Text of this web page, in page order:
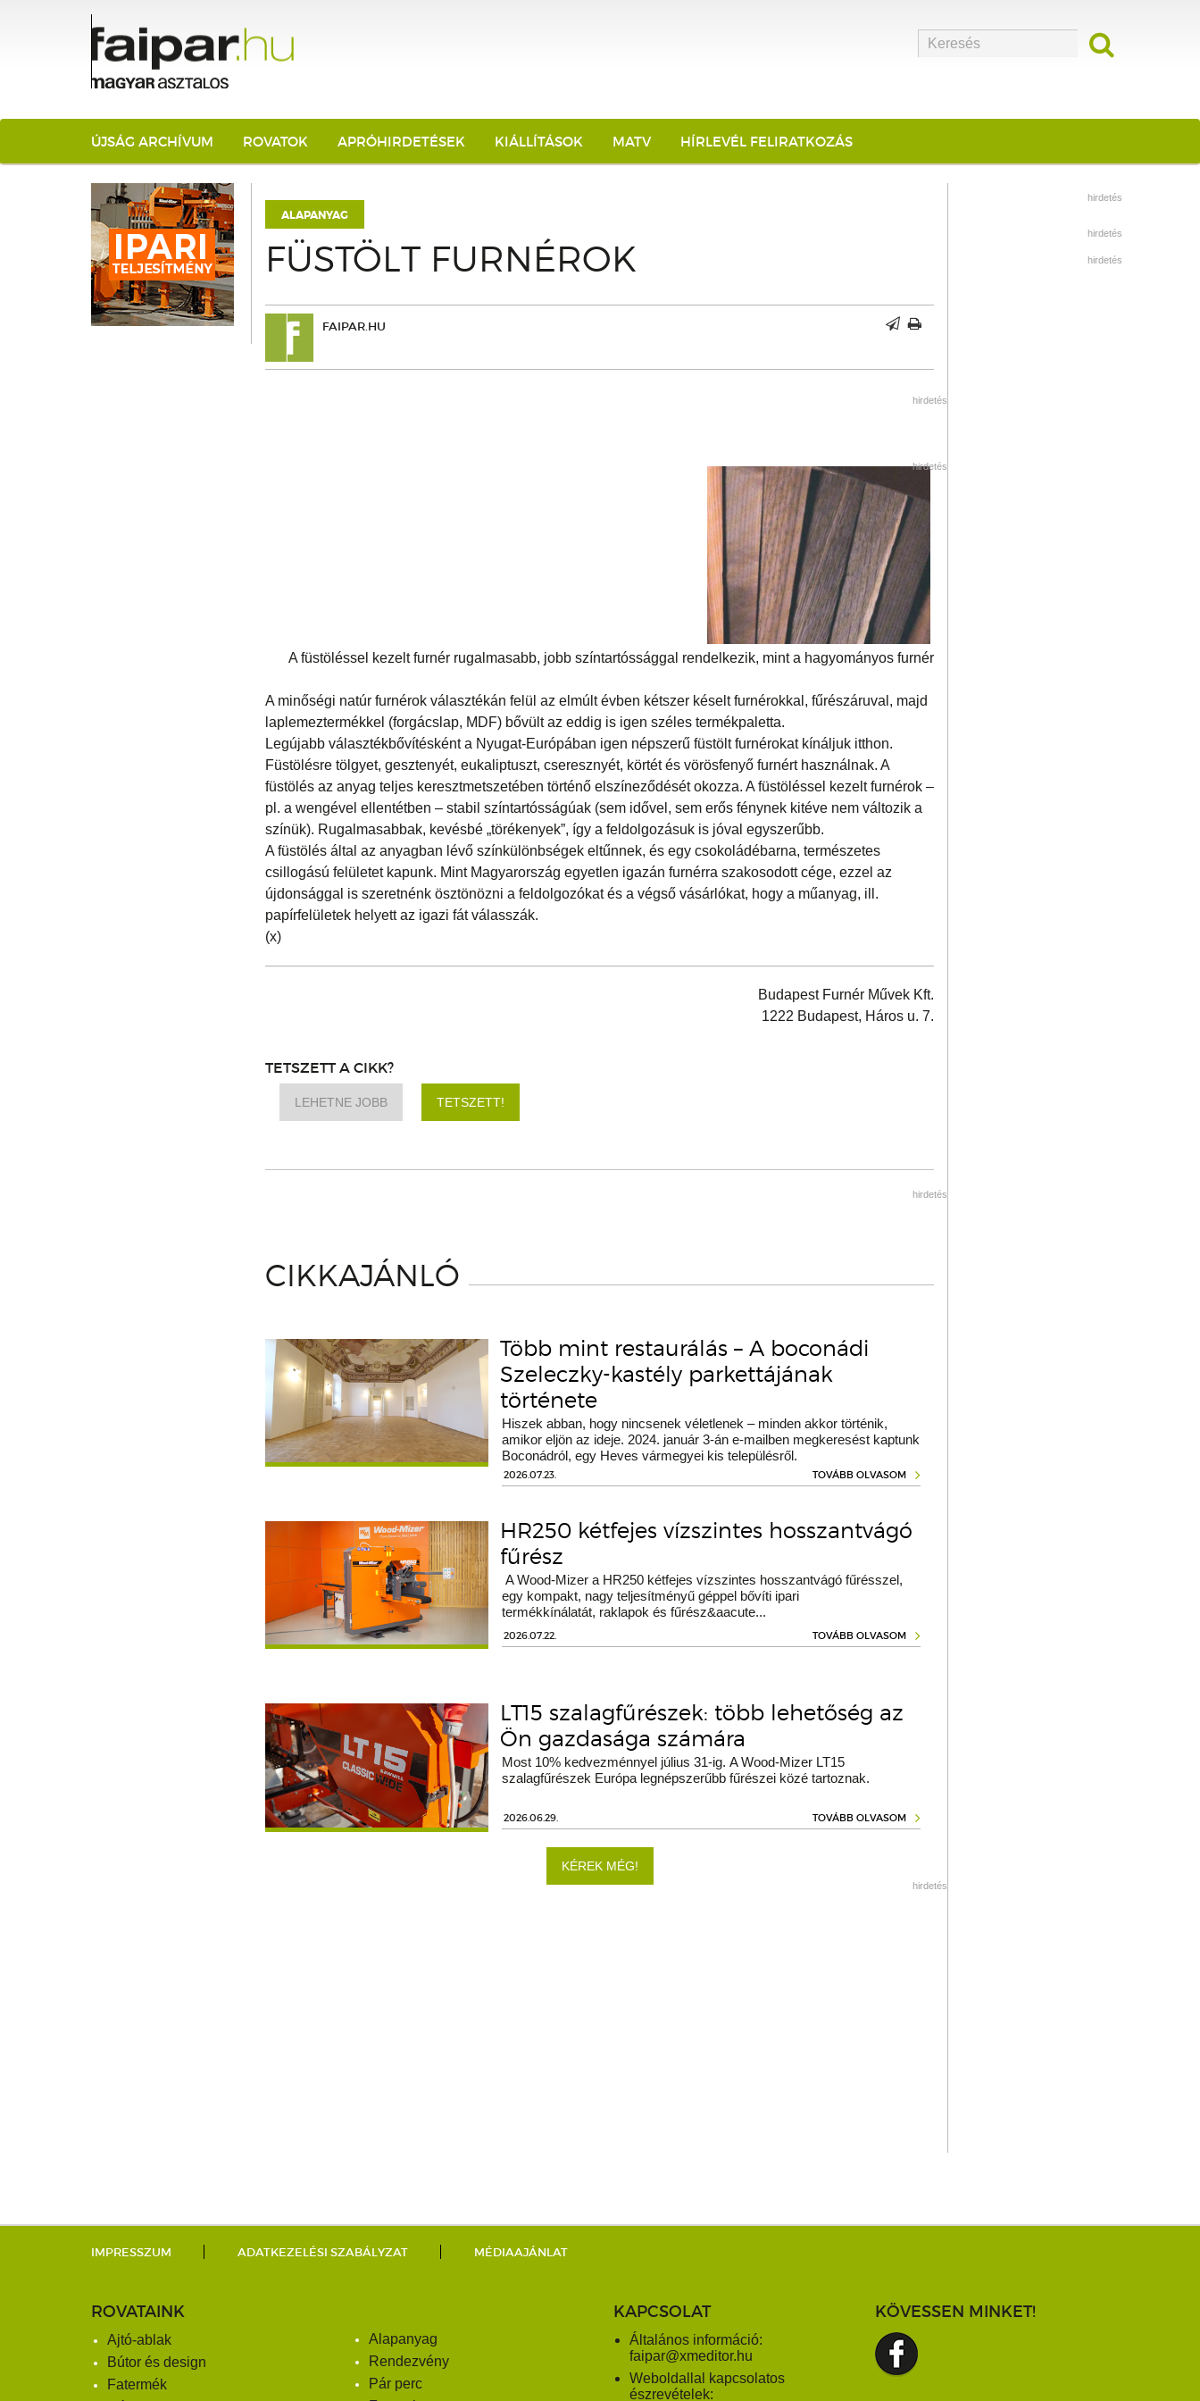
ÚJSÁG ARCHÍVUM ROVATOK APRÓHIRDETÉSEK KIÁLLÍTÁSOK MATV HÍRLEVÉL FELIRATKOZÁS
ALAPANYAG
FÜSTÖLT FURNÉROK
FAIPAR.HU
hirdetés
A füstöléssel kezelt furnér rugalmasabb, jobb színtartóssággal rendelkezik, mint a hagyományos furnér
hirdetés
A minőségi natúr furnérok választékán felül az elmúlt évben kétszer késelt furnérokkal, fűrészáruval, majd
laplemeztermékkel (forgácslap, MDF) bővült az eddig is igen széles termékpaletta.
Legújabb választékbővítésként a Nyugat-Európában igen népszerű füstölt furnérokat kínáljuk itthon.
Füstölésre tölgyet, gesztenyét, eukaliptuszt, cseresznyét, körtét és vörösfenyő furnért használnak. A
füstölés az anyag teljes keresztmetszetében történő elszíneződését okozza. A füstöléssel kezelt furnérok –
pl. a wengével ellentétben – stabil színtartósságúak (sem idővel, sem erős fénynek kitéve nem változik a
színük). Rugalmasabbak, kevésbé „törékenyek”, így a feldolgozásuk is jóval egyszerűbb.
A füstölés által az anyagban lévő színkülönbségek eltűnnek, és egy csokoládébarna, természetes
csillogású felületet kapunk. Mint Magyarország egyetlen igazán furnérra szakosodott cége, ezzel az
újdonsággal is szeretnénk ösztönözni a feldolgozókat és a végső vásárlókat, hogy a műanyag, ill.
papírfelületek helyett az igazi fát válasszák.
(x)
Budapest Furnér Művek Kft.
1222 Budapest, Háros u. 7.
TETSZETT A CIKK?
LEHETNE JOBB TETSZETT!
hirdetés
CIKKAJÁNLÓ
Több mint restaurálás – A boconádi
Szeleczky-kastély parkettájának
története
Hiszek abban, hogy nincsenek véletlenek – minden akkor történik,
amikor eljön az ideje. 2024. január 3-án e-mailben megkeresést kaptunk
Boconádról, egy Heves vármegyei kis településről.
2026.07.23. TOVÁBB OLVASOM
HR250 kétfejes vízszintes hosszantvágó
fűrész
A Wood-Mizer a HR250 kétfejes vízszintes hosszantvágó fűrésszel,
egy kompakt, nagy teljesítményű géppel bővíti ipari
termékkínálatát, raklapok és fűrész&aacute...
2026.07.22. TOVÁBB OLVASOM
LT15 szalagfűrészek: több lehetőség az
Ön gazdasága számára
Most 10% kedvezménnyel július 31-ig. A Wood-Mizer LT15
szalagfűrészek Európa legnépszerűbb fűrészei közé tartoznak.
2026.06.29. TOVÁBB OLVASOM
KÉREK MÉG!
hirdetés
hirdetés
hirdetés
hirdetés
IMPRESSZUM ADATKEZELÉSI SZABÁLYZAT MÉDIAAJÁNLAT
ROVATAINK
Ajtó-ablak
Bútor és design
Fatermék
Alapanyag
Rendezvény
Pár perc
KAPCSOLAT
Általános információ:
faipar@xmeditor.hu
Weboldallal kapcsolatos
észrevételek:
KÖVESSEN MINKET!